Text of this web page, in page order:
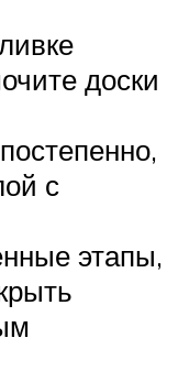
доски
с
этапы,